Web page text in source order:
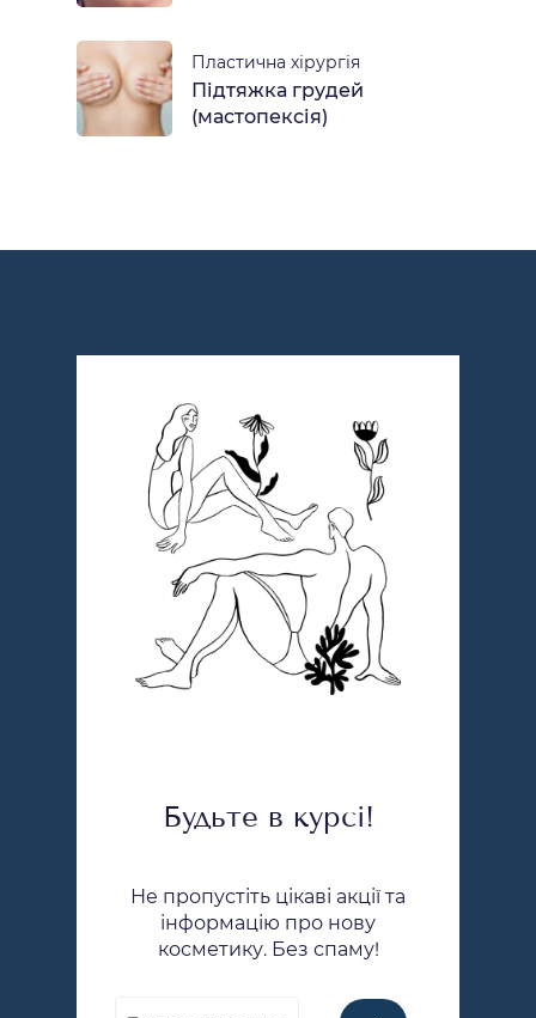
Пластична хірургія
Підтяжка грудей
(мастопексія)
Будьте в курсі!
Не пропустіть цікаві акції та
інформацію про нову
косметику. Без спаму!